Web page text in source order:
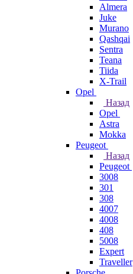
Almera
Juke
Murano
Qashqai
Sentra
Teana
Tiida
X-Trail
Opel
Назад
Opel
Astra
Mokka
Peugeot
Назад
Peugeot
3008
301
308
4007
4008
408
5008
Expert
Traveller